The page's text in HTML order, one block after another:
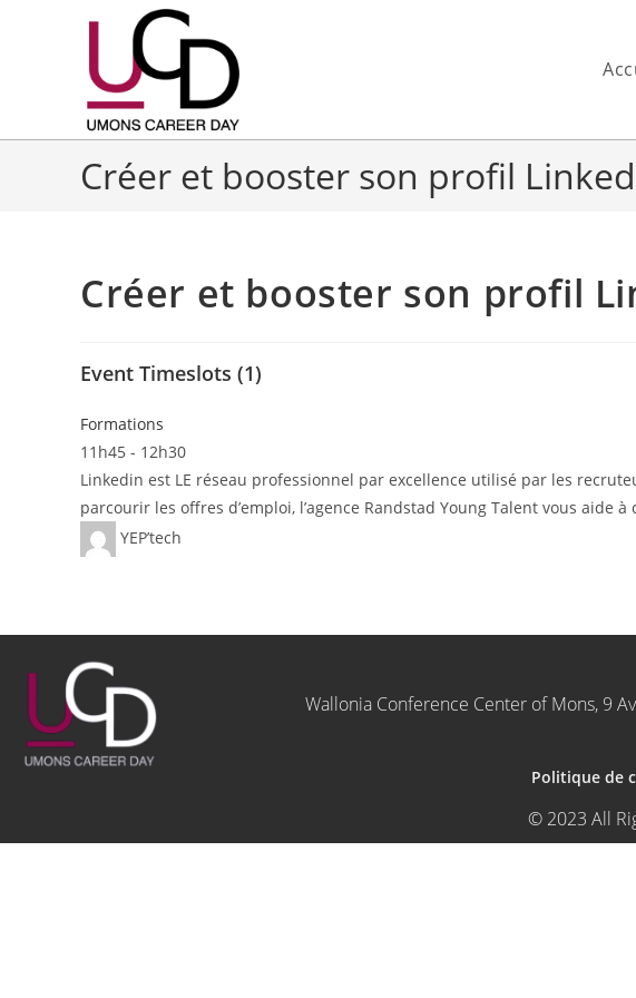
Créer et booster son profil
Créer et booster son profil
Event Timeslots (1)
Formations
11h45 - 12h30
Linkedin est LE réseau professionnel par excellence utilisé par les
parcourir les offres d’emploi, l’agence Randstad Young Talent vous
YEP’tech
Wallonia Conference Center of Mons, 9
Politique de
© 2023 All